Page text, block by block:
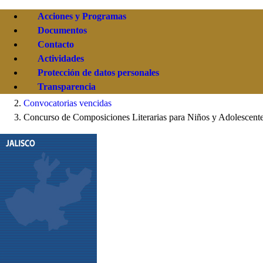
Acciones y Programas
Documentos
Contacto
Actividades
Protección de datos personales
Transparencia
Convocatorias vencidas
Concurso de Composiciones Literarias para Niños y